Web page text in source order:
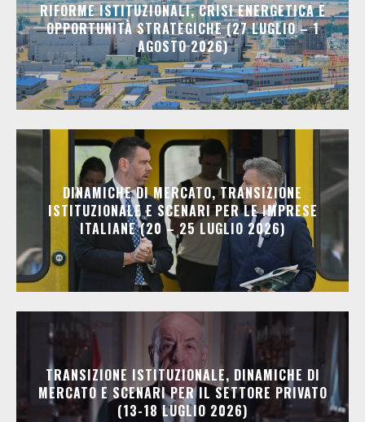
RIFORME ISTITUZIONALI, CRISI ENERGETICA E
OPPORTUNITÀ STRATEGICHE (27 LUGLIO – 1
AGOSTO 2026)
DINAMICHE DI MERCATO, TRANSIZIONE
ISTITUZIONALE E SCENARI PER LE IMPRESE
ITALIANE (20 – 25 LUGLIO 2026)
TRANSIZIONE ISTITUZIONALE, DINAMICHE DI
MERCATO E SCENARI PER IL SETTORE PRIVATO
(13-18 LUGLIO 2026)